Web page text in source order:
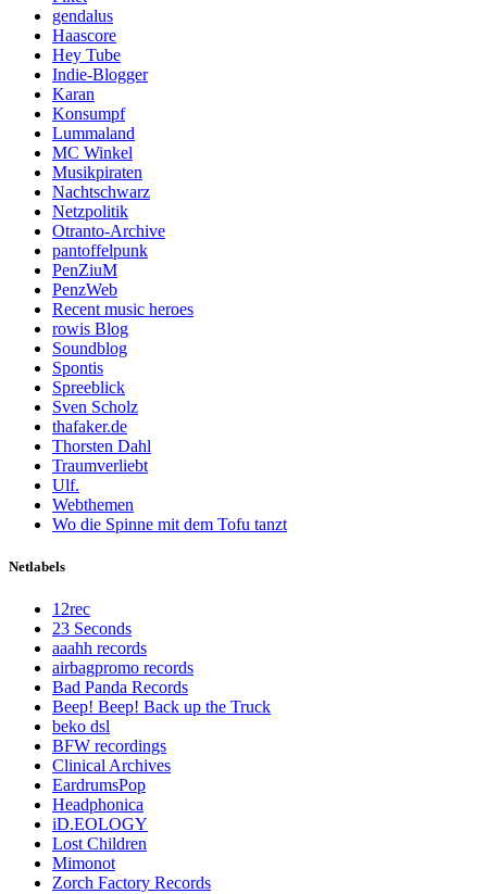
gendalus
Haascore
Hey Tube
Indie-Blogger
Karan
Konsumpf
Lummaland
MC Winkel
Musikpiraten
Nachtschwarz
Netzpolitik
Otranto-Archive
pantoffelpunk
PenZiuM
PenzWeb
Recent music heroes
rowis Blog
Soundblog
Spontis
Spreeblick
Sven Scholz
thafaker.de
Thorsten Dahl
Traumverliebt
Ulf.
Webthemen
Wo die Spinne mit dem Tofu tanzt
Netlabels
12rec
23 Seconds
aaahh records
airbagpromo records
Bad Panda Records
Beep! Beep! Back up the Truck
beko dsl
BFW recordings
Clinical Archives
EardrumsPop
Headphonica
iD.EOLOGY
Lost Children
Mimonot
Zorch Factory Records